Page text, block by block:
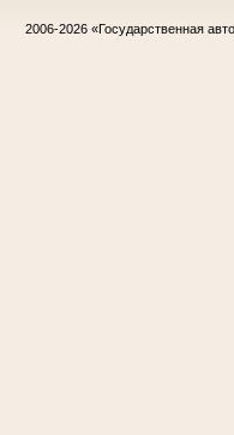
2006-2026 «Государственная